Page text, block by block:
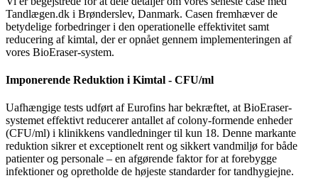
Tandlægen.dk i Brønderslev, Danmark. Casen fremhæver de
betydelige forbedringer i den operationelle effektivitet samt
reducering af kimtal, der er opnået gennem implementeringen af
vores BioEraser-system.
Imponerende Reduktion i Kimtal - CFU/ml
Uafhængige tests udført af Eurofins har bekræftet, at BioEraser-
systemet effektivt reducerer antallet af colony-formende enheder
(CFU/ml) i klinikkens vandledninger til kun 18. Denne markante
reduktion sikrer et exceptionelt rent og sikkert vandmiljø for både
patienter og personale – en afgørende faktor for at forebygge
infektioner og opretholde de højeste standarder for tandhygiejne.